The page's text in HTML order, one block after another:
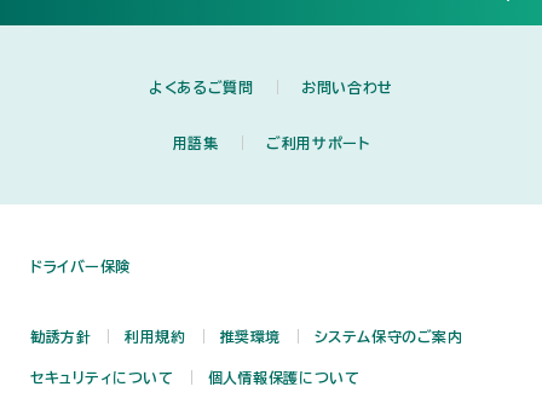
よくあるご質問 お問い合わせ
用語集 ご利用サポート
ドライバー保険
勧誘方針 利用規約 推奨環境 システム保守のご案内
セキュリティについて 個人情報保護について